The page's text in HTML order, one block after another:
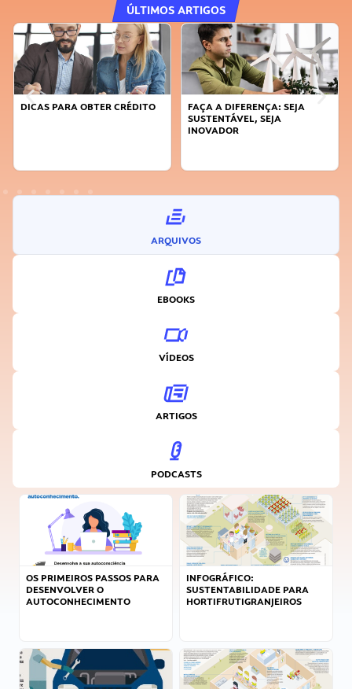
ÚLTIMOS ARTIGOS
DICAS PARA OBTER CRÉDITO
FAÇA A DIFERENÇA: SEJA
SUSTENTÁVEL, SEJA
INOVADOR
ARQUIVOS
EBOOKS
VÍDEOS
ARTIGOS
PODCASTS
OS PRIMEIROS PASSOS PARA
DESENVOLVER O
AUTOCONHECIMENTO
INFOGRÁFICO:
SUSTENTABILIDADE PARA
HORTIFRUTIGRANJEIROS